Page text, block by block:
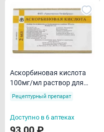
Аскорбиновая кислота
100мг/мл раствор для
внутривенного и
N10
Рецептурный препарат
Доступно в 6 аптеках